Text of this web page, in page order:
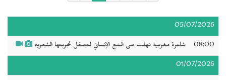
05/07/2026
08:00 شاعرة مغربية نهلت من النبع الإنساني لتصقل تجربتها الشعرية
01/07/2026